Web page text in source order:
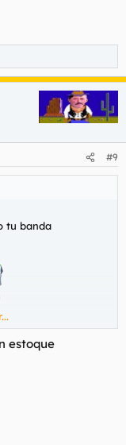
#9
tu banda
estoque